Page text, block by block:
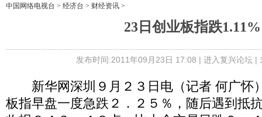
中国网络电视台 > 经济台 > 财经资讯 >
23日创业板指跌1.11%
发布时间:2011年09月23日 17:08 | 进入复兴论坛|
新华网深圳９月２３日电（记者 何广怀
板指早盘一度急跌２．２５％，随后遇到抵